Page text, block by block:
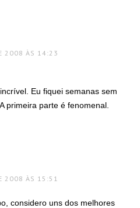
2008 ÀS 14:23
Eu fiquei semanas sem
primeira parte é fenomenal.
2008 ÀS 15:51
considero uns dos melhores